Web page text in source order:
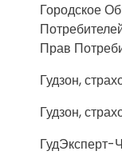
Городское
Прав
Гудзон,
Гудзон,
ГудЭксперт-